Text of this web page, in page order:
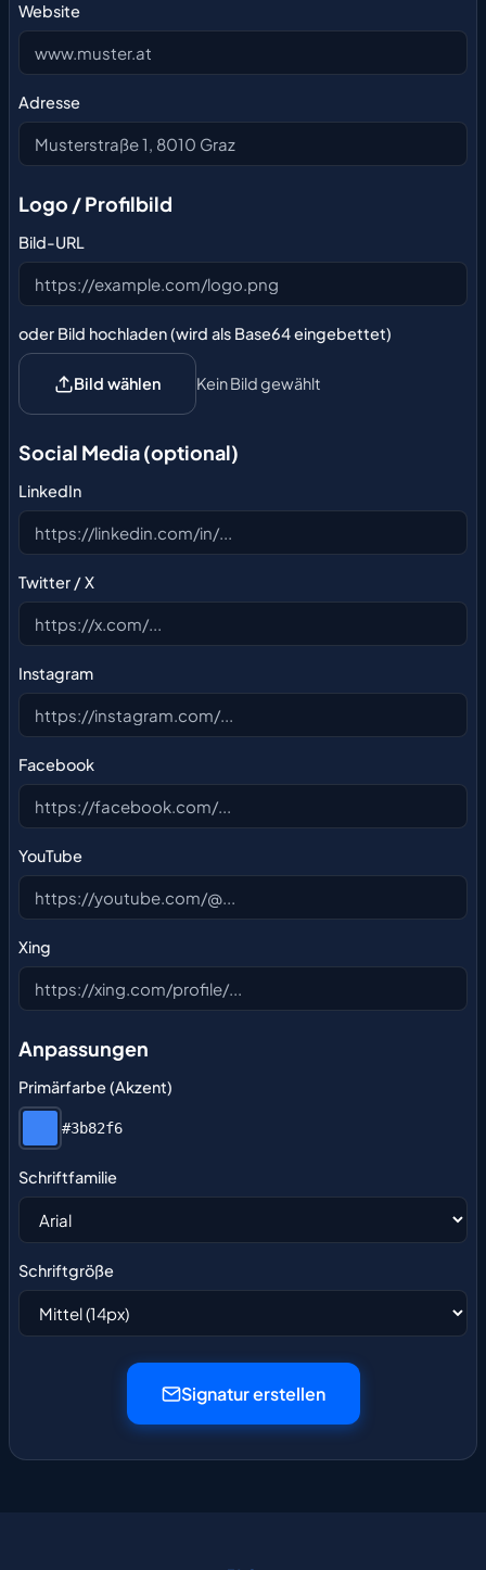
Website
Adresse
Logo / Profilbild
Bild-URL
oder Bild hochladen (wird als Base64 eingebettet)
Bild wählen Kein Bild gewählt
Social Media (optional)
LinkedIn
Twitter / X
Instagram
Facebook
YouTube
Xing
Anpassungen
Primärfarbe (Akzent)
#3b82f6
Schriftfamilie
Schriftgröße
Signatur erstellen